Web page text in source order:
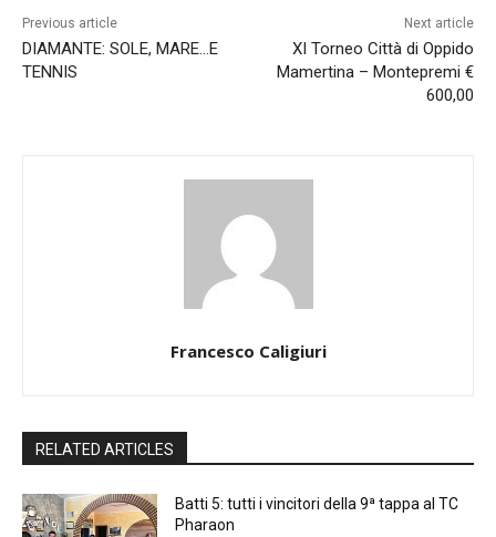
Previous article
DIAMANTE: SOLE, MARE…E
TENNIS
Next article
XI Torneo Città di Oppido
Mamertina – Montepremi €
600,00
Francesco Caligiuri
RELATED ARTICLES
Batti 5: tutti i vincitori della 9ª tappa al TC
Pharaon